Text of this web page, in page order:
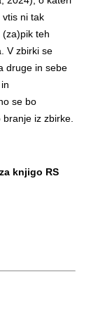
vtis ni tak
teh
V zbirki se
druge in sebe
se bo
iz zbirke.
knjigo RS